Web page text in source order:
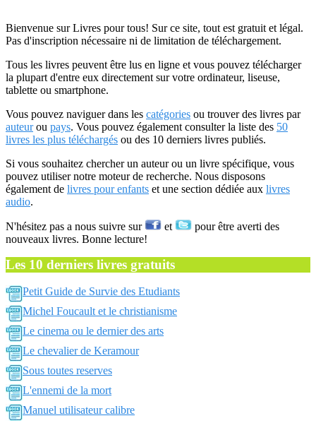
Bienvenue sur Livres pour tous! Sur ce site, tout est gratuit et légal.
Pas d'inscription nécessaire ni de limitation de téléchargement.
Tous les livres peuvent être lus en ligne et vous pouvez télécharger
la plupart d'entre eux directement sur votre ordinateur, liseuse,
tablette ou smartphone.
Vous pouvez naviguer dans les catégories ou trouver des livres par
auteurou pays. Vous pouvez également consulter la liste des 50
livres les plus téléchargés ou des 10 derniers livres publiés.
Si vous souhaitez chercher un auteur ou un livre spécifique, vous
pouvez utiliser notre moteur de recherche. Nous disposons
également de livres pour enfants et une section dédiée aux livres
audio.
N'hésitez pas a nous suivre sur et
pour être averti des
nouveaux livres. Bonne lecture!
Les 10 derniers livres gratuits
Petit Guide de Survie des Etudiants
Michel Foucault et le christianisme
Le cinema ou le dernier des arts
Le chevalier de Keramour
Sous toutes reserves
L'ennemi de la mort
Manuel utilisateur calibre